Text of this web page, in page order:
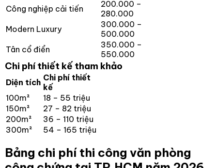
Công nghiệp cải tiến
200.000 –
280.000
Modern Luxury
300.000 –
500.000
Tân cổ điển
350.000 –
550.000
Chi phí thiết kế tham khảo
Diện tích Chi phí thiết
kế
100m²
18 – 55 triệu
150m²
27 – 82 triệu
200m²
36 – 110 triệu
300m²
54 – 165 triệu
Bảng chi phí thi công văn phòng